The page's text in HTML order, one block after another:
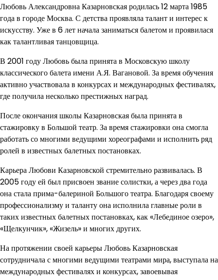
Любовь Александровна Казарновская родилась 12 марта 1985
года в городе Москва. С детства проявляла талант и интерес к
искусству. Уже в 6 лет начала заниматься балетом и проявилася
как талантливая танцовщица.
В 2001 году Любовь была принята в Московскую школу
классического балета имени А.Я. Вагановой. За время обучения
активно участвовала в конкурсах и международных фестивалях,
где получила несколько престижных наград.
После окончания школы Казарновская была принята в
стажировку в Большой театр. За время стажировки она смогла
работать со многими ведущими хореографами и исполнить ряд
ролей в известных балетных постановках.
Карьера Любови Казарновской стремительно развивалась. В
2005 году ей был присвоен звание солистки, а через два года
она стала прима-балериной Большого театра. Благодаря своему
профессионализму и таланту она исполнила главные роли в
таких известных балетных постановках, как «Лебединое озеро»,
«Щелкунчик», «Жизель» и многих других.
На протяжении своей карьеры Любовь Казарновская
сотрудничала с многими ведущими театрами мира, выступала на
международных фестивалях и конкурсах, завоевывая